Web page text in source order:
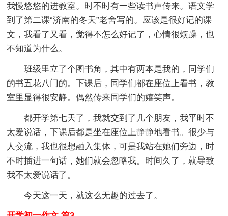
我慢悠悠的进教室。时不时有一些读书声传来。语文学
到了第二课“济南的冬天”老舍写的。应该是很好记的课
文，我看了又看，觉得不怎么好记了，心情很烦躁，也
不知道为什么。
班级里立了个图书角，其中有两本是我的，同学们
的书五花八门的。下课后，同学们都在座位上看书，教
室里显得很安静。偶然传来同学们的嬉笑声。
都开学第七天了，我就交到了几个朋友，我平时不
太爱说话，下课后都是坐在座位上静静地看书。很少与
人交流，我也很想融入集体，可是我站在她们旁边，时
不时插进一句话，她们就会忽略我。时间久了，就导致
我不太爱说话了。
今天这一天，就这么无趣的过去了。